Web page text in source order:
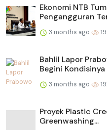
Ekonomi NTB
Pengangguran
3 months ago
Bahlil Lapor
Begini Kondisinya
3 months ago
Proyek Plastic
Greenwashing...